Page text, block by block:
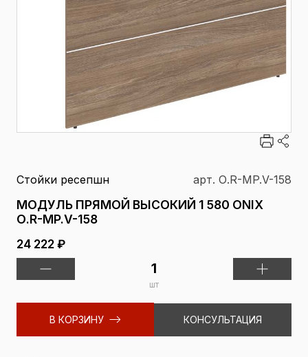
Стойки ресепшн арт. О.R-MP.V-158
МОДУЛЬ ПРЯМОЙ ВЫСОКИЙ 1 580 ONIX
О.R-MP.V-158
24 222 ₽
шт
В КОРЗИНУ КОНСУЛЬТАЦИЯ